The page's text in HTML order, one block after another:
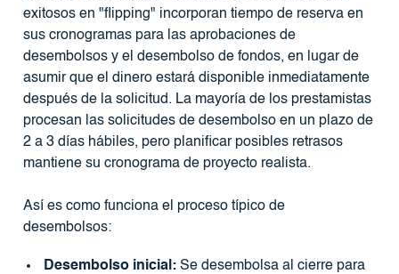
exitosos en "flipping" incorporan tiempo de reserva en
sus cronogramas para las aprobaciones de
desembolsos y el desembolso de fondos, en lugar de
asumir que el dinero estará disponible inmediatamente
después de la solicitud. La mayoría de los prestamistas
procesan las solicitudes de desembolso en un plazo de
2 a 3 días hábiles, pero planificar posibles retrasos
mantiene su cronograma de proyecto realista.
Así es como funciona el proceso típico de
desembolsos:
Desembolso inicial:Se desembolsa al cierre para